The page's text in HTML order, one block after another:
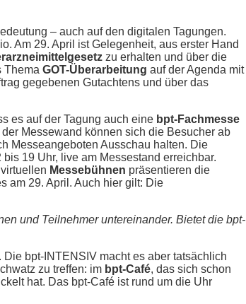
– auch auf den digitalen Tagungen.
Am 29. April ist Gelegenheit, aus erster Hand
zu erhalten und über die
Thema GOT-Überarbeitung auf der Agenda mit
gegebenen Gutachtens und über das
es auf der Tagung auch eine bpt-Fachmesse
Messewand können sich die Besucher ab
Messeangeboten Ausschau halten. Die
19 Uhr, live am Messestand erreichbar.
Messebühnen präsentieren die
am 29. April. Auch hier gilt: Die
und Teilnehmer untereinander. Bietet die bpt-
bpt-INTENSIV macht es aber tatsächlich
zu treffen: im bpt-Café, das sich schon
hat. Das bpt-Café ist rund um die Uhr